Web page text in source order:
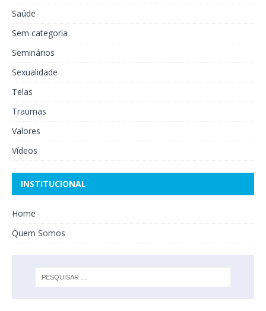
Saúde
Sem categoria
Seminários
Sexualidade
Telas
Traumas
Valores
Vídeos
INSTITUCIONAL
Home
Quem Somos